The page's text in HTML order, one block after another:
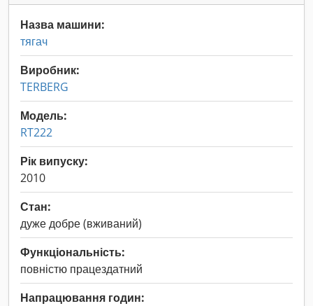
Назва машини:
тягач
Виробник:
TERBERG
Модель:
RT222
Рік випуску:
2010
Стан:
дуже добре (вживаний)
Функціональність:
повністю працездатний
Напрацювання годин: